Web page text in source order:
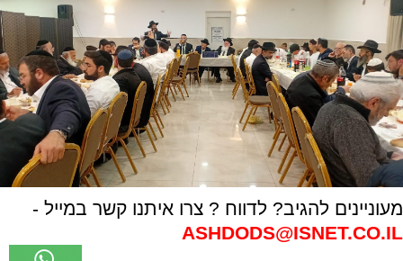
מעוניינים להגיב? לדווח ? צרו איתנו קשר במייל -
ASHDODS@ISNET.CO.IL